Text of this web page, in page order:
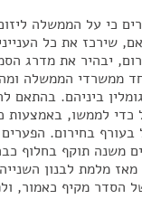
כי על הממשלה
שירכז את כל
יבהיר את מדרג
ממשרדי הממשלה
ביניהם. בהתאם
לממשו, באמצעות
בעורף בחירום.
משנה תוקף בחלוף
מלמת לבנון
הסדר מקיף כאמור,